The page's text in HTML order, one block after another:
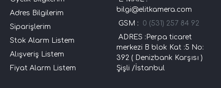
Adres Bilgilerim
Siparişlerim
Stok Alarm Listem
Alışveriş Listem
Fiyat Alarm Listem
bilgi@elitkamera.com
GSM : 0 (531) 257 84 92
ADRES :Perpa ticaret
merkezi B blok Kat :5 No:
392 ( Denizbank Karşısı )
Şişli /İstanbul